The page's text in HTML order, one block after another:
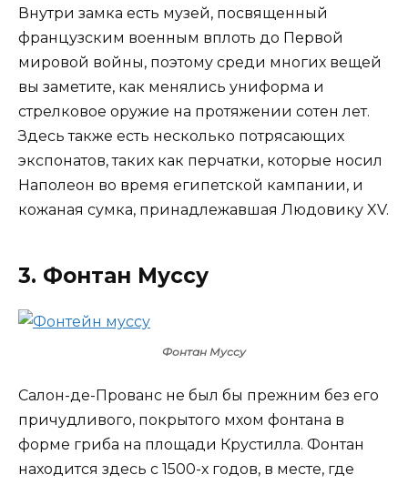
Внутри замка есть музей, посвященный
французским военным вплоть до Первой
мировой войны, поэтому среди многих вещей
вы заметите, как менялись униформа и
стрелковое оружие на протяжении сотен лет.
Здесь также есть несколько потрясающих
экспонатов, таких как перчатки, которые носил
Наполеон во время египетской кампании, и
кожаная сумка, принадлежавшая Людовику XV.
3. Фонтан Муссу
Фонтан Муссу
Салон-де-Прованс не был бы прежним без его
причудливого, покрытого мхом фонтана в
форме гриба на площади Крустилла. Фонтан
находится здесь с 1500-х годов, в месте, где